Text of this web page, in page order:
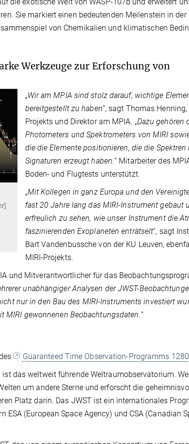
Sie markiert einen bedeutenden Meilenstein in der
von Chemikalien und klimatischen
Werkzeuge zur Erforschung von
„Wir am MPIA sind stolz darauf, wichtige
bereitgestellt zu haben“, sagt Thomas
Projekts und Direktor am MPIA. „Dazu gehören
Photometers und Spektrometers von MIRI
die die Elemente positionieren, die die
Signaturen erzeugt haben.“ Mitarbeiter des
Boden- und Flugtests unterstützt.
„Mit Kollegen in ganz Europa und den
fast 20 Jahre lang das MIRI-Instrument gebaut
erfreulich zu sehen, wie unser Instrument die
faszinierenden Exoplaneten enträtselt“, sagt
Bart Vandenbussche von der KU Leuven,
MIRI-Projekts.
und Mitverantwortlicher für das
unabhängiger Analysen der JWST-
nur in den Bau des MIRI-Instruments investiert
MIRI gewonnenen Beobachtungsdaten.“
Guaranteed Time Observation-Programms 1280
ist das weltweit führende Weltraumobservatorium.
um andere Sterne und erforscht die
Platz darin. Das JWST ist ein internationales
ESA (European Space Agency) und CSA (Canadian